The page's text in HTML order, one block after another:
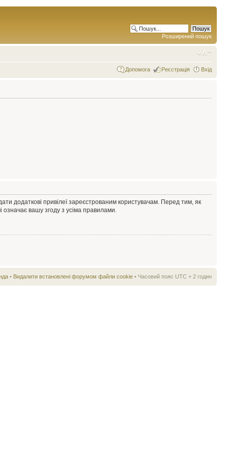
Розширений пошук
Допомога Реєстрація Вхід
додаткові привілеї зареєстрованим користувачам. Перед тим, як
вашу згоду з усіма правилами.
• Видалити встановлені форумом файли cookie • Часовий пояс UTC + 2 годин